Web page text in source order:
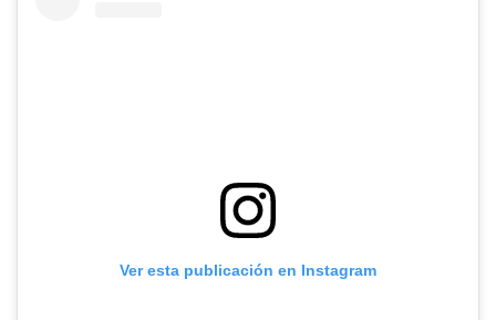
Ver esta publicación en Instagram